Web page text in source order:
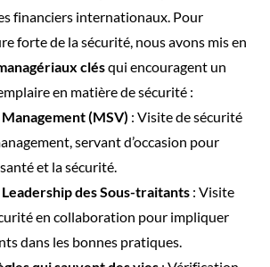
financiers internationaux. Pour
forte de la sécurité, nous avons mis en
clésqui encouragent un
en matière de sécurité :
(MSV) : Visite de sécurité
servant d’occasion pour
et la sécurité.
des Sous-traitants : Visite
en collaboration pour impliquer
dans les bonnes pratiques.